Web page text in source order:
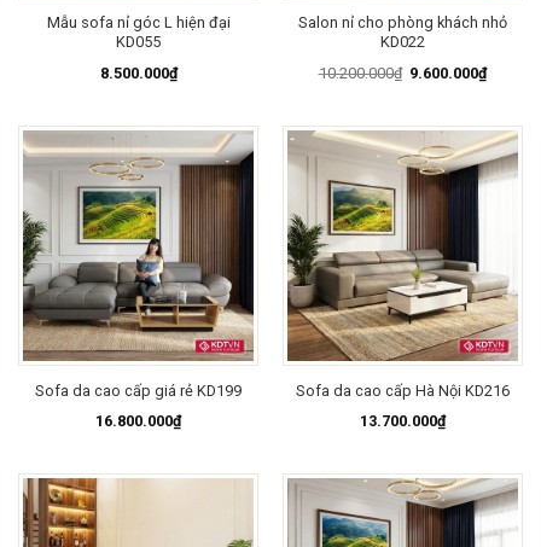
Mẫu sofa nỉ góc L hiện đại
KD055
8.500.000₫
Salon nỉ cho phòng khách nhỏ
KD022
10.200.000₫ Giá
9.600.000₫Giá
hiện
Sofa da cao cấp giá rẻ KD199
16.800.000₫
Sofa da cao cấp Hà Nội KD216
13.700.000₫